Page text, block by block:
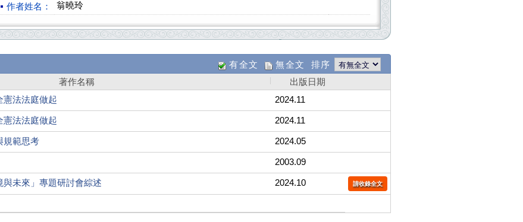
作者姓名： 翁曉玲
有全文 無全文 排序
著作名稱
出版日期
憲法法庭做起 2024.11
憲法法庭做起 2024.11
規範思考 2024.05
2003.09
與未來」專題研討會綜述 2024.10 請收錄全文